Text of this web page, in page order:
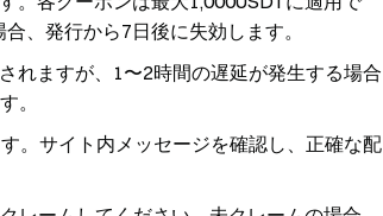
、発行から7日後に失効します。
れますが、1〜2時間の遅延が発生する場合
。
。サイト内メッセージを確認し、正確な配